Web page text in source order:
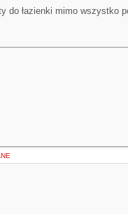
do łazienki mimo wszystko